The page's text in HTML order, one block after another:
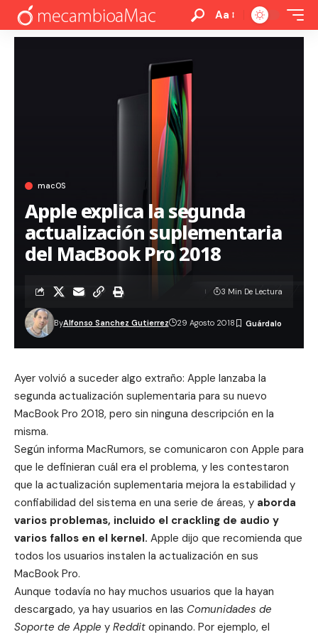
Aa
macOS
Apple explica la segunda
actualización suplementaria
del MacBook Pro 2018
ByAlfonso Sanchez Gutierrez 29 Agosto 2018
3 Min De Lectura
Ayer volvió a suceder algo extraño: Apple lanzaba la
segunda actualización suplementaria para su nuevo
MacBook Pro 2018, pero sin ninguna descripción en la
misma.
Según informa MacRumors, se comunicaron con Apple para
que le definieran cuál era el problema, y les contestaron
que la actualización suplementaria mejora la estabilidad y
confiabilidad del sistema en una serie de áreas, y aborda
varios problemas, incluido el crackling de audio y
varios fallos en el kernel. Apple dijo que recomienda que
todos los usuarios instalen la actualización en sus
MacBook Pro.
Aunque todavía no hay muchos usuarios que la hayan
descargado, ya hay usuarios en las Comunidades de
Soporte de Apple y Reddit opinando. Por ejemplo, el